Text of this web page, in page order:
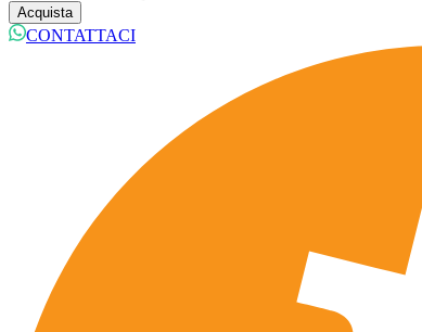
Acquista
CONTATTACI